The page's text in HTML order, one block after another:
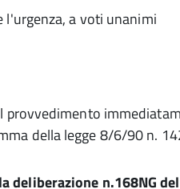
l'urgenza, a voti unanimi
provvedimento
della legge 8/6/90 n.
deliberazione n.168NG